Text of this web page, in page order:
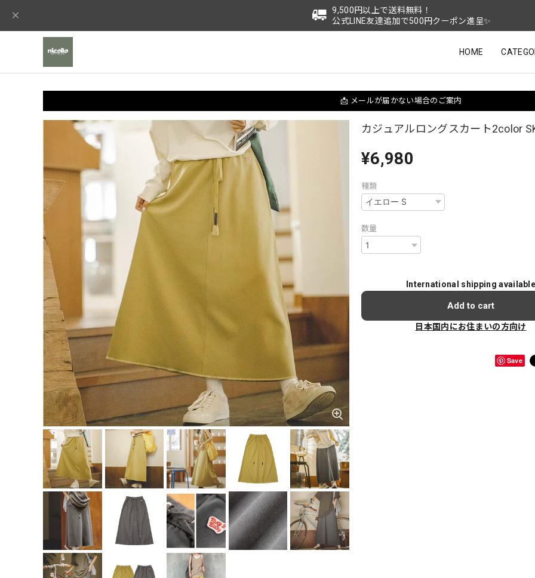
9,500円以上で送料無料！
公式LINE友達追加で500円クーポン進呈✨
HOME
📩 メールが届かない場合のご案内
カジュアルロングスカート2color
¥6,980
種類
数量
International shipping available
Add to cart
日本国内にお住まいの方向け
Save